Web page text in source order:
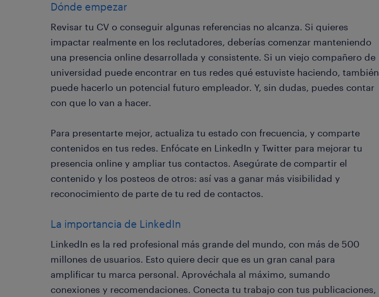
Dónde empezar
Revisar tu CV o conseguir algunas referencias no alcanza. Si quieres
impactar realmente en los reclutadores, deberías comenzar manteniendo
una presencia online desarrollada y consistente. Si un viejo compañero de
universidad puede encontrar en tus redes qué estuviste haciendo, también
puede hacerlo un potencial futuro empleador. Y, sin dudas, puedes contar
con que lo van a hacer.
Para presentarte mejor, actualiza tu estado con frecuencia, y comparte
contenidos en tus redes. Enfócate en LinkedIn y Twitter para mejorar tu
presencia online y ampliar tus contactos. Asegúrate de compartir el
contenido y los posteos de otros: así vas a ganar más visibilidad y
reconocimiento de parte de tu red de contactos.
La importancia de LinkedIn
LinkedIn es la red profesional más grande del mundo, con más de 500
millones de usuarios. Esto quiere decir que es un gran canal para
amplificar tu marca personal. Aprovéchala al máximo, sumando
conexiones y recomendaciones. Conecta tu trabajo con tus publicaciones,